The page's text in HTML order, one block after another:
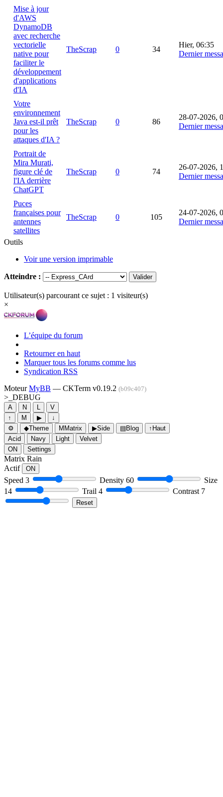
Mise à jour
d'AWS
DynamoDB
avec recherche
vectorielle
native pour
faciliter le
développement
d'applications
d'IA
TheScrap 0 34
Hier, 06:35
Dernier
Votre
environnement
Java est-il prêt
pour les
attaques d'IA ?
TheScrap 0 86
28-07-2026,
Dernier
Portrait de
Mira Murati,
figure clé de
l'IA derrière
ChatGPT
TheScrap 0 74
26-07-2026,
Dernier
Puces
françaises pour
antennes
satellites
TheScrap 0 105
24-07-2026,
Dernier
Outils
Voir une version imprimable
Atteindre :
Utilisateur(s) parcourant ce sujet : 1 visiteur(s)
×
L’équipe du forum
Retourner en haut
Marquer tous les forums comme lus
Syndication RSS
MoteurMyBB — CKTerm v0.19.2 (b09c407)
>_ DEBUG
A N L
V
↑
M ▶
↓
⚙
◆Theme M Matrix ▶Side ▤Blog ↑ Haut
Acid
Navy Light
Velvet
ON
Settings
Matrix Rain
Actif
ON
Speed 3 Density 60
Size
14
Trail 4 Contrast 7
Reset